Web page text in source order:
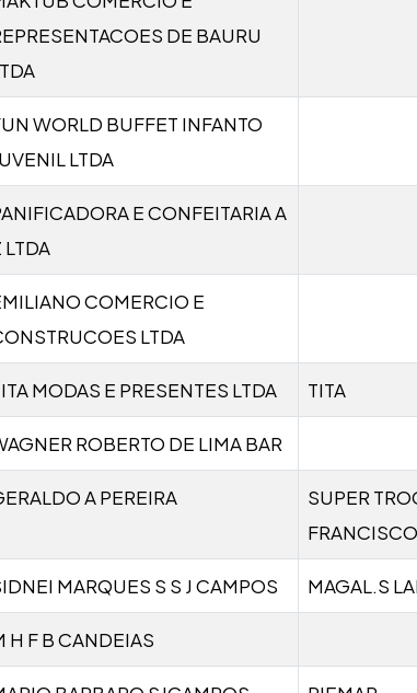
DE BAURU
WORLD BUFFET INFANTO
LTDA
E CONFEITARIA A
LTDA
COMERCIO E
LTDA
MODAS E PRESENTES LTDA TITA
ROBERTO DE LIMA BAR
A PEREIRA
SUPER
MARQUES S S J CAMPOS MAGAL.S
H F B CANDEIAS